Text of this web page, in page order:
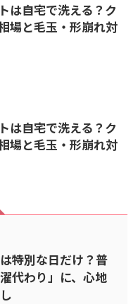
は自宅で洗える？ク
場と毛玉・形崩れ対
は自宅で洗える？ク
場と毛玉・形崩れ対
特別な日だけ？普
代わり」に、心地